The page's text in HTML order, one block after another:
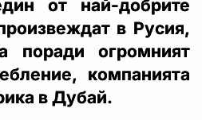
от най-добрите
в Русия,
поради огромният
компанията
в Дубай.